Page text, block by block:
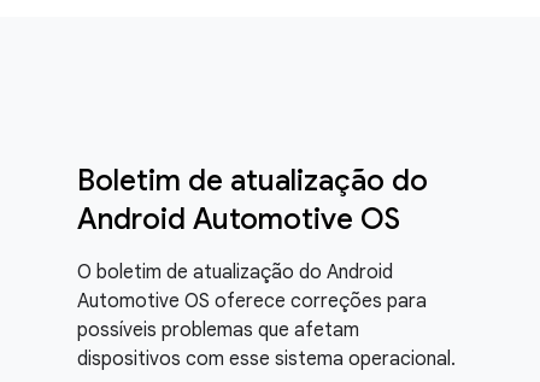
Boletim de atualização do
Android Automotive OS
O boletim de atualização do Android
Automotive OS oferece correções para
possíveis problemas que afetam
dispositivos com esse sistema operacional.